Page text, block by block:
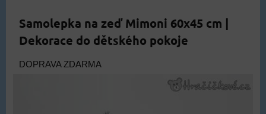
Samolepka na zeď Mimoni 60x45 cm |
Dekorace do dětského pokoje
DOPRAVA ZDARMA